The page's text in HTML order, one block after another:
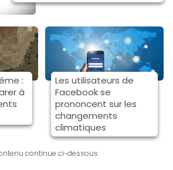
:
à
Les utilisateurs de
Facebook se
prononcent sur les
changements
climatiques
continue ci-dessous